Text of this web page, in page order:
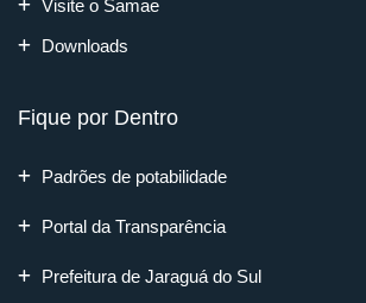
Visite o Samae
Downloads
Fique por Dentro
Padrões de potabilidade
Portal da Transparência
Prefeitura de Jaraguá do Sul